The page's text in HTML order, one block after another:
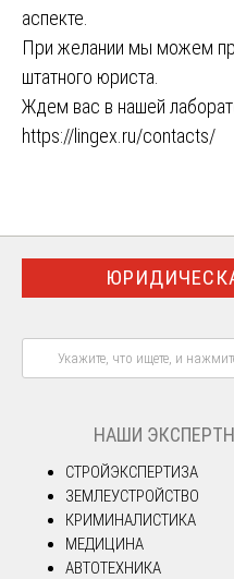
аспекте.
При желании мы можем
штатного юриста.
Ждем вас в нашей
https://lingex.ru/contacts/
НАШИ
СТРОЙЭКСПЕРТИЗА
ЗЕМЛЕУСТРОЙСТВО
КРИМИНАЛИСТИКА
МЕДИЦИНА
АВТОТЕХНИКА